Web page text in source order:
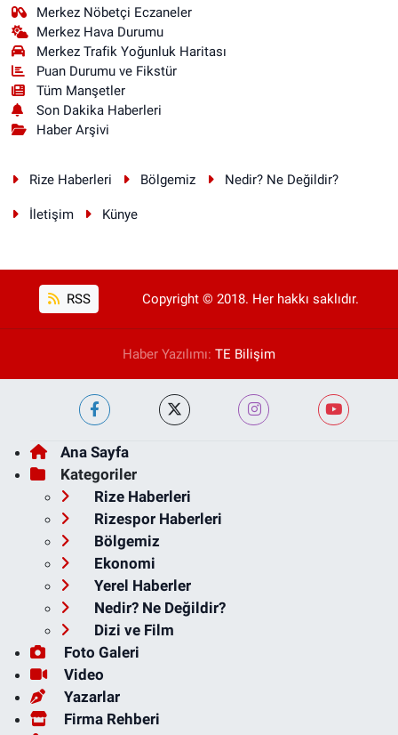
Merkez Nöbetçi Eczaneler
Merkez Hava Durumu
Merkez Trafik Yoğunluk Haritası
Puan Durumu ve Fikstür
Tüm Manşetler
Son Dakika Haberleri
Haber Arşivi
Rize Haberleri Bölgemiz Nedir? Ne Değildir?
İletişim Künye
RSS Copyright © 2018. Her hakkı saklıdır.
Haber Yazılımı: TE Bilişim
Ana Sayfa
Kategoriler
Rize Haberleri
Rizespor Haberleri
Bölgemiz
Ekonomi
Yerel Haberler
Nedir? Ne Değildir?
Dizi ve Film
Foto Galeri
Video
Yazarlar
Firma Rehberi